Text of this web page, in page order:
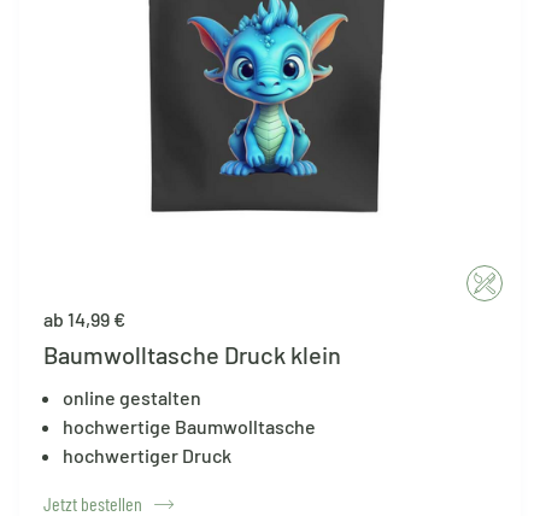
ab 14,99 €
Baumwolltasche Druck klein
online gestalten
hochwertige Baumwolltasche
hochwertiger Druck
Jetzt bestellen